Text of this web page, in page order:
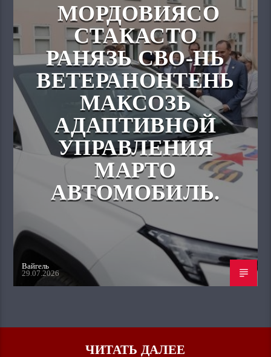
МОРДОВИЯСО
СТАКАСТО
РАНЯЗЬ СВО-НЬ
ВЕТЕРАНОНТЕНЬ
МАКСОЗЬ
АДАПТИВНОЙ
УПРАВЛЕНИЯ
МАРТО
АВТОМОБИЛЬ.
Вайгель
29.07.2026
ЧИТАТЬ ДАЛЕЕ